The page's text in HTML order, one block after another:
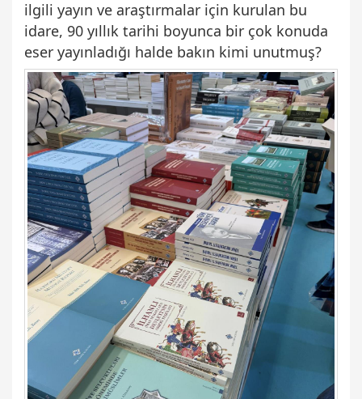
ilgili yayın ve araştırmalar için kurulan bu
idare, 90 yıllık tarihi boyunca bir çok konuda
eser yayınladığı halde bakın kimi unutmuş?